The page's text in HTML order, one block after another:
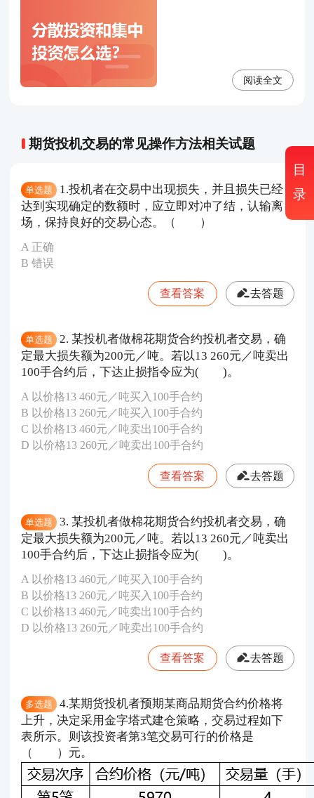
阅读全文
期货投机交易的常见操作方法相关试题
单选题 1.投机者在交易中出现损失，并且损失已经
达到实现确定的数额时，应立即对冲了结，认输离
场，保持良好的交易心态。（ ）
A 正确
B 错误
查看答案 去答题
单选题 2. 某投机者做棉花期货合约投机者交易，确
定最大损失额为200元／吨。若以13 260元／吨卖出
100手合约后，下达止损指令应为( )。
A 以价格13 460元／吨买入100手合约
B 以价格13 260元／吨买入100手合约
C 以价格13 460元／吨卖出100手合约
D 以价格13 260元／吨卖出100手合约
查看答案 去答题
单选题 3. 某投机者做棉花期货合约投机者交易，确
定最大损失额为200元／吨。若以13 260元／吨卖出
100手合约后，下达止损指令应为( )。
A 以价格13 460元／吨买入100手合约
B 以价格13 260元／吨买入100手合约
C 以价格13 460元／吨卖出100手合约
D 以价格13 260元／吨卖出100手合约
查看答案 去答题
多选题 4.某期货投机者预期某商品期货合约价格将
上升，决定采用金字塔式建仓策略，交易过程如下
表所示。则该投资者第3笔交易可行的价格是
（ ）元。
目
录